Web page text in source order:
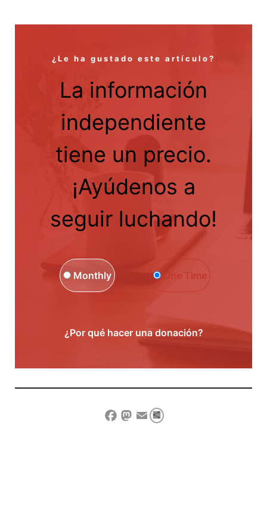
¿Le ha gustado este artículo?
La información
independiente
tiene un precio.
¡Ayúdenos a
seguir luchando!
One Time
Monthly
¿Por qué hacer una donación?
Facebook
Mastodon
EmailCompartir